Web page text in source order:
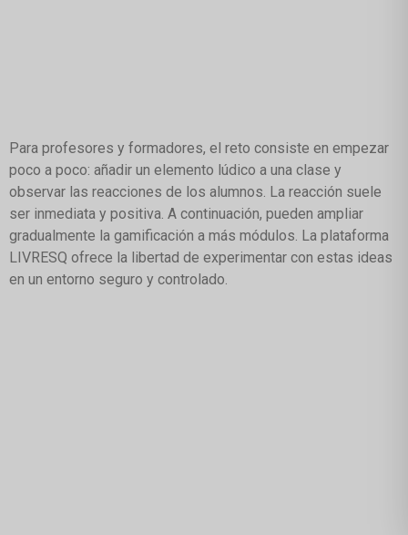
Para profesores y formadores, el reto consiste en empezar
poco a poco: añadir un elemento lúdico a una clase y
observar las reacciones de los alumnos. La reacción suele
ser inmediata y positiva. A continuación, pueden ampliar
gradualmente la gamificación a más módulos. La plataforma
LIVRESQ ofrece la libertad de experimentar con estas ideas
en un entorno seguro y controlado.